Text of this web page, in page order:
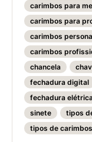
carimbos para
carimbos para
carimbos
carimbos
chancela
fechadura digital
fechadura
sinete
tipos
tipos de